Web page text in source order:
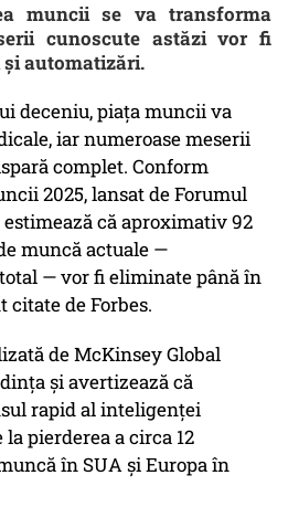
muncii se va transforma
cunoscute astăzi vor fi
automatizări.
deceniu, piața muncii va
iar numeroase meserii
complet. Conform
2025, lansat de Forumul
că aproximativ 92
muncă actuale —
— vor fi eliminate până în
de Forbes.
de McKinsey Global
și avertizează că
rapid al inteligenței
pierderea a circa 12
în SUA și Europa în